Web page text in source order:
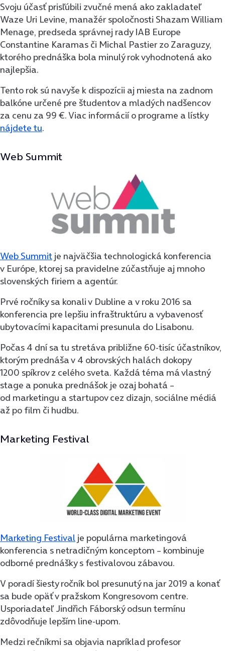
Svoju účasť prisľúbili zvučné mená ako zakladateľ
Waze Uri Levine, manažér spoločnosti Shazam William
Menage, predseda správnej rady IAB Europe
Constantine Karamas či Michal Pastier zo Zaraguzy,
ktorého prednáška bola minulý rok vyhodnotená ako
najlepšia.
Tento rok sú navyše k dispozícii aj miesta na zadnom
balkóne určené pre študentov a mladých nadšencov
za cenu za 99 €. Viac informácií o programe a lístky
nájdete tu.
Web Summit
Web Summit je najväčšia technologická konferencia
v Európe, ktorej sa pravidelne zúčastňuje aj mnoho
slovenských firiem a agentúr.
Prvé ročníky sa konali v Dubline a v roku 2016 sa
konferencia pre lepšiu infraštruktúru a vybavenosť
ubytovacími kapacitami presunula do Lisabonu.
Počas 4 dní sa tu stretáva približne 60-tisíc účastníkov,
ktorým prednáša v 4 obrovských halách dokopy
1200 spíkrov z celého sveta. Každá téma má vlastný
stage a ponuka prednášok je ozaj bohatá –
od marketingu a startupov cez dizajn, sociálne médiá
až po film či hudbu.
Marketing Festival
Marketing Festival je populárna marketingová
konferencia s netradičným konceptom – kombinuje
odborné prednášky s festivalovou zábavou.
V poradí šiesty ročník bol presunutý na jar 2019 a konať
sa bude opäť v pražskom Kongresovom centre.
Usporiadateľ Jindřich Fáborský odsun termínu
zdôvodňuje lepším line-upom.
Medzi rečníkmi sa objavia napríklad profesor